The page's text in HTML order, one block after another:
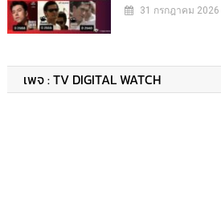
31 กรกฎาคม 2026
เพจ : TV DIGITAL WATCH